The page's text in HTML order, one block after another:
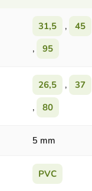
31,5 , 45
,
95
26,5 , 37
,
80
5 mm
PVC